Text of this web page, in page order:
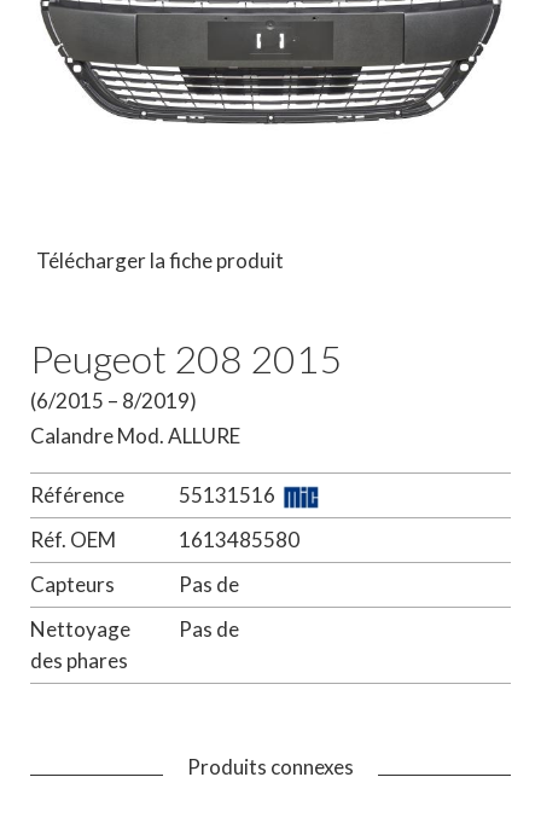
Télécharger la fiche produit
Peugeot 208 2015
(6/2015 – 8/2019)
Calandre Mod. ALLURE
Référence
55131516
Réf. OEM
1613485580
Capteurs
Pas de
Nettoyage
des phares
Pas de
Produits connexes